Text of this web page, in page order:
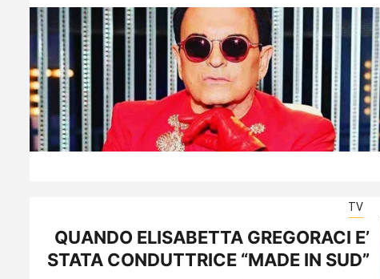
TV
QUANDO ELISABETTA GREGORACI E’
STATA CONDUTTRICE “MADE IN SUD”